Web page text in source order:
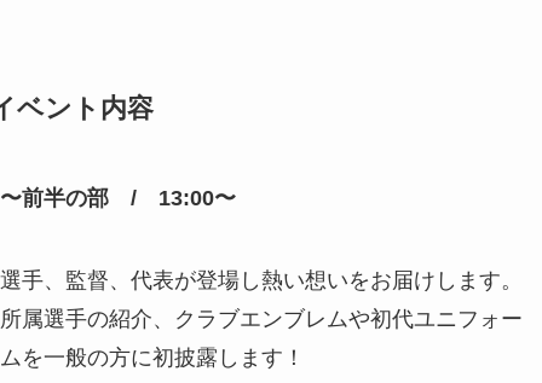
ベント内容
〜前半の部 / 13:00〜
選手、監督、代表が登場し熱い想いをお届けします。
所属選手の紹介、クラブエンブレムや初代ユニフォー
ムを一般の方に初披露します！